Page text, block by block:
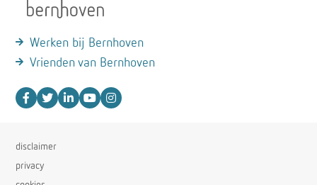
Werken bij Bernhoven
Vrienden van Bernhoven
disclaimer
privacy